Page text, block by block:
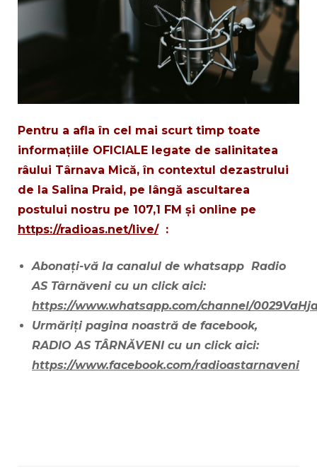
Pentru a afla în cel mai scurt timp toate
informațiile OFICIALE legate de salinitatea
râului Târnava Mică, în contextul dezastrului
de la Salina Praid, pe lângă ascultarea
postului nostru pe 107,1 FM și online pe
https://radioas.net/live/:
Abonați-vă la canalul de whatsapp Radio
AS Târnăveni cu un click aici:
https://www.whatsapp.com/channel/
Urmăriți pagina noastră de facebook,
RADIO AS TÂRNĂVENI cu un click aici:
https://www.facebook.com/radioastarnaveni